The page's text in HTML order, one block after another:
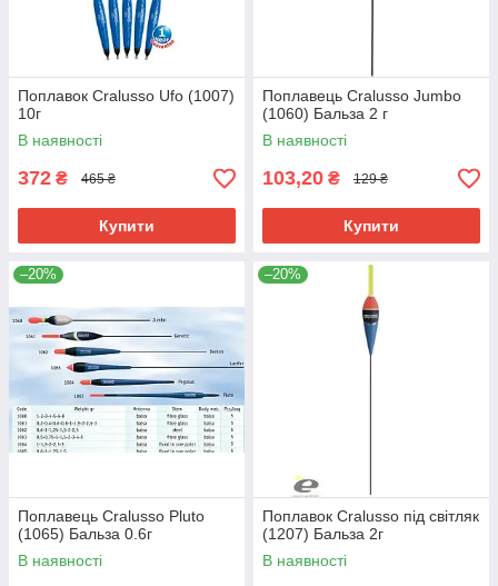
Поплавок Cralusso Ufo (1007)
10г
В наявності
372 ₴ 465 ₴
Купити
Поплавець Cralusso Jumbo
(1060) Бальза 2 г
В наявності
103,20 ₴ 129 ₴
Купити
–20%
Поплавець Cralusso Pluto
(1065) Бальза 0.6г
В наявності
–20%
Поплавок Cralusso під світляк
(1207) Бальза 2г
В наявності